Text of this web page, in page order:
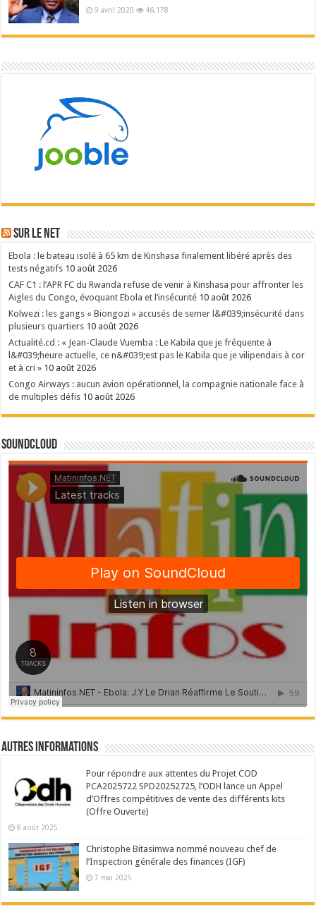
9 avril 2020 46,178
Sur le NET
Ebola : le bateau isolé à 65 km de Kinshasa finalement libéré après des
tests négatifs 10 août 2026
CAF C1 : l’APR FC du Rwanda refuse de venir à Kinshasa pour affronter les
Aigles du Congo, évoquant Ebola et l’insécurité 10 août 2026
Kolwezi : les gangs « Biongozi » accusés de semer l&#039;insécurité dans
plusieurs quartiers 10 août 2026
Actualité.cd : « Jean-Claude Vuemba : Le Kabila que je fréquente à
l&#039;heure actuelle, ce n&#039;est pas le Kabila que je vilipendais à cor
et à cri » 10 août 2026
Congo Airways : aucun avion opérationnel, la compagnie nationale face à
de multiples défis 10 août 2026
SoundCloud
Autres Informations
Pour répondre aux attentes du Projet COD
PCA2025722 SPD20252725, l’ODH lance un Appel
d’Offres compétitives de vente des différents kits
(Offre Ouverte)
8 août 2025
Christophe Bitasimwa nommé nouveau chef de
l’Inspection générale des finances (IGF)
7 mai 2025